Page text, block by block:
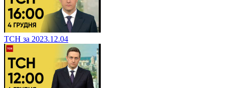
ТСН за 2023.12.04